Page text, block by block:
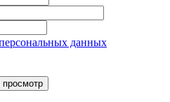
данных